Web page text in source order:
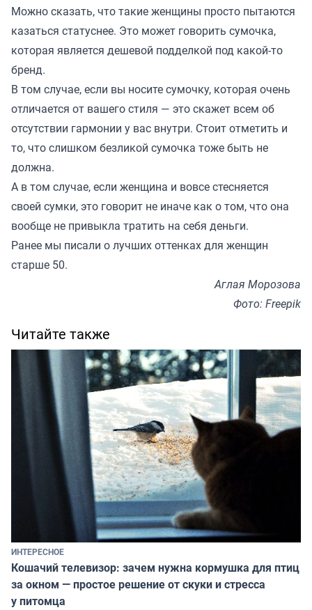
Можно сказать, что такие женщины просто пытаются
казаться статуснее. Это может говорить сумочка,
которая является дешевой подделкой под какой-то
бренд.
В том случае, если вы носите сумочку, которая очень
отличается от вашего стиля — это скажет всем об
отсутствии гармонии у вас внутри. Стоит отметить и
то, что слишком безликой сумочка тоже быть не
должна.
А в том случае, если женщина и вовсе стесняется
своей сумки, это говорит не иначе как о том, что она
вообще не привыкла тратить на себя деньги.
Ранее мы писали о лучших оттенках для женщин
старше 50.
Аглая Морозова
Фото: Freepik
Читайте также
ИНТЕРЕСНОЕ
Кошачий телевизор: зачем нужна кормушка для птиц
за окном — простое решение от скуки и стресса
у питомца